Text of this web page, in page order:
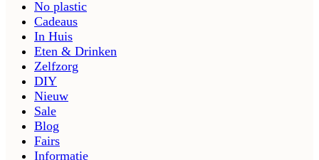
No plastic
Cadeaus
In Huis
Eten & Drinken
Zelfzorg
DIY
Nieuw
Sale
Blog
Fairs
Informatie